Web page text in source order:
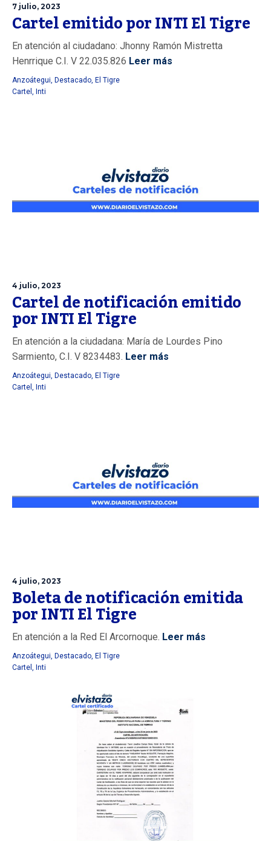
7 julio, 2023
Cartel emitido por INTI El Tigre
En atención al ciudadano: Jhonny Ramón Mistretta
Henrrique C.I. V 22.035.826 Leer más
Anzoátegui Destacado El Tigre
Cartel
Inti
4 julio, 2023
Cartel de notificación emitido
por INTI El Tigre
En atención a la ciudadana: María de Lourdes Pino
Sarmiento, C.I. V 8234483. Leer más
Anzoátegui Destacado El Tigre
Cartel
Inti
4 julio, 2023
Boleta de notificación emitida
por INTI El Tigre
En atención a la Red El Arcornoque. Leer más
Anzoátegui, Destacado, El Tigre
Cartel , Inti